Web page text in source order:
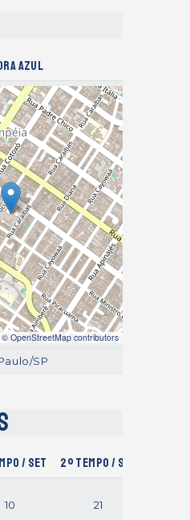
Azul
©OpenStreetMap contributors
SP
/ Set 2º Tempo / Set
10 21